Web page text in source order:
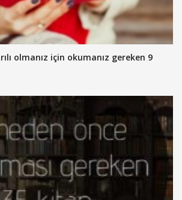
olmanız için okumanız gereken 9